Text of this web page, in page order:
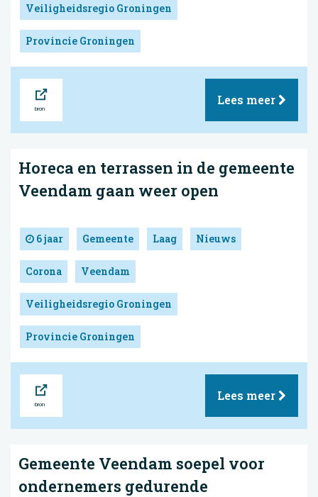
Veiligheidsregio Groningen
Provincie Groningen
Lees meer
Horeca en terrassen in de gemeente
Veendam gaan weer open
6 jaar Gemeente Laag Nieuws
Corona Veendam
Veiligheidsregio Groningen
Provincie Groningen
Lees meer
Gemeente Veendam soepel voor
ondernemers gedurende